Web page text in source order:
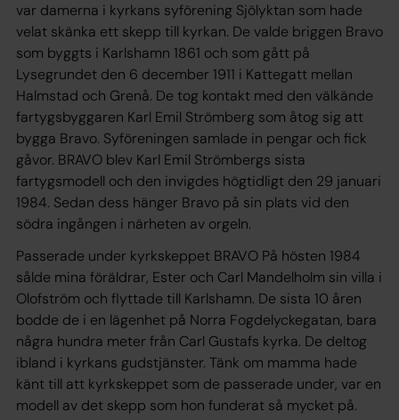
var damerna i kyrkans syförening Sjölyktan som hade
velat skänka ett skepp till kyrkan. De valde briggen Bravo
som byggts i Karlshamn 1861 och som gått på
Lysegrundet den 6 december 1911 i Kattegatt mellan
Halmstad och Grenå. De tog kontakt med den välkände
fartygsbyggaren Karl Emil Strömberg som åtog sig att
bygga Bravo. Syföreningen samlade in pengar och fick
gåvor. BRAVO blev Karl Emil Strömbergs sista
fartygsmodell och den invigdes högtidligt den 29 januari
1984. Sedan dess hänger Bravo på sin plats vid den
södra ingången i närheten av orgeln.
Passerade under kyrkskeppet BRAVO På hösten 1984
sålde mina föräldrar, Ester och Carl Mandelholm sin villa i
Olofström och flyttade till Karlshamn. De sista 10 åren
bodde de i en lägenhet på Norra Fogdelyckegatan, bara
några hundra meter från Carl Gustafs kyrka. De deltog
ibland i kyrkans gudstjänster. Tänk om mamma hade
känt till att kyrkskeppet som de passerade under, var en
modell av det skepp som hon funderat så mycket på.